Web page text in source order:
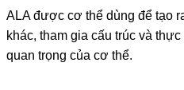
ALA được cơ thể dùng để tạo
khác, tham gia cấu trúc và
quan trọng của cơ thể.